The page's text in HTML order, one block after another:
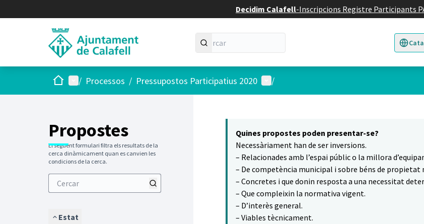
Decidim Calafell-Inscripcions Registre Participants
Triar la
Inici Menú principal
/ Processos / Pressupostos Participatius 2020 Menú d'usuari
/
Propostes
El següent formulari filtra els resultats de la
cerca dinàmicament quan es canvien les
condicions de la cerca.
Estat
6
Quines propostes poden presentar-se?
Necessàriament han de ser inversions.
– Relacionades amb l’espai públic o la millora
– De competència municipal i sobre béns de propietat
– Concretes i que donin resposta a una necessitat
– Que compleixin la normativa vigent.
– D’interès general.
– Viables tècnicament.